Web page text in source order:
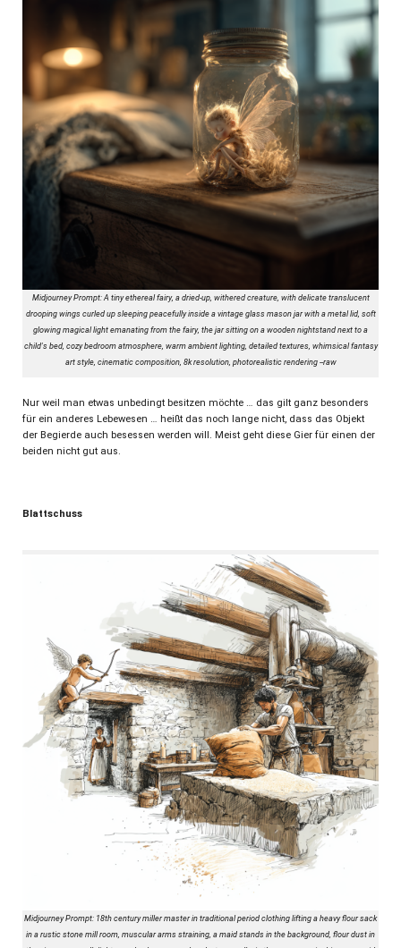
Midjourney Prompt: A tiny ethereal fairy, a dried-up, withered creature, with delicate translucent
drooping wings curled up sleeping peacefully inside a vintage glass mason jar with a metal lid, soft
glowing magical light emanating from the fairy, the jar sitting on a wooden nightstand next to a
child's bed, cozy bedroom atmosphere, warm ambient lighting, detailed textures, whimsical fantasy
art style, cinematic composition, 8k resolution, photorealistic rendering --raw
Nur weil man etwas unbedingt besitzen möchte … das gilt ganz besonders
für ein anderes Lebewesen … heißt das noch lange nicht, dass das Objekt
der Begierde auch besessen werden will. Meist geht diese Gier für einen der
beiden nicht gut aus.
Blattschuss
Midjourney Prompt: 18th century miller master in traditional period clothing lifting a heavy flour sack
in a rustic stone mill room, muscular arms straining, a maid stands in the background, flour dust in